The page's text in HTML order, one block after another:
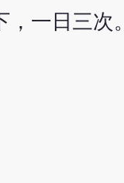
一日三次。